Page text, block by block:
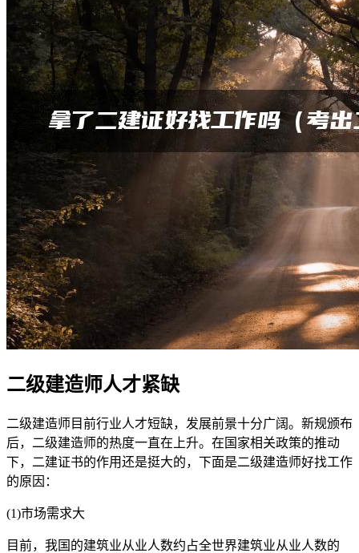
二级建造师人才紧缺
二级建造师目前行业人才短缺，发展前景十分广阔。新规颁布
后，二级建造师的热度一直在上升。在国家相关政策的推动
下，二建证书的作用还是挺大的，下面是二级建造师好找工作
的原因：
(1)市场需求大
目前，我国的建筑业从业人数约占全世界建筑业从业人数的